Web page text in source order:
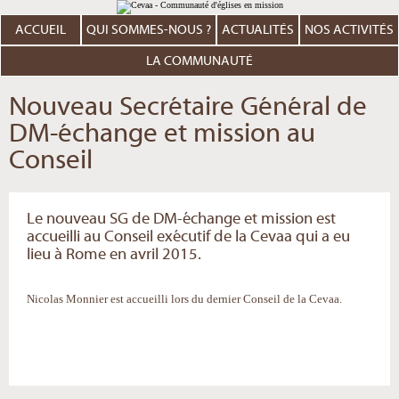
au
contenu.
Aller
personnels
ACCUEIL QUI SOMMES-NOUS ? ACTUALITÉS NOS ACTIVITÉS
LA COMMUNAUTÉ
Nouveau Secrétaire Général de
DM-échange et mission au
Conseil
Le nouveau SG de DM-échange et mission est
accueilli au Conseil exécutif de la Cevaa qui a eu
lieu à Rome en avril 2015.
Nicolas Monnier est accueilli lors du dernier Conseil de la Cevaa.